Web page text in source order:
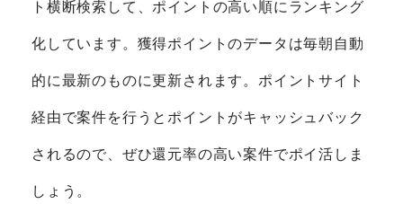
ト横断検索して、ポイントの高い順にランキング
化しています。獲得ポイントのデータは毎朝自動
的に最新のものに更新されます。ポイントサイト
経由で案件を行うとポイントがキャッシュバック
されるので、ぜひ還元率の高い案件でポイ活しま
しょう。